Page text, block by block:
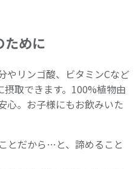
ために
やリンゴ酸、ビタミンCなど
取できます。100%植物由
心。お子様にもお飲みいた
とだから…と、諦めること